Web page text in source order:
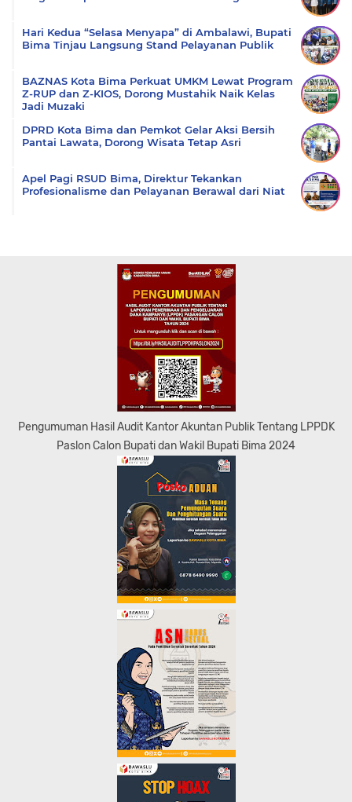
Hari Kedua “Selasa Menyapa” di Ambalawi, Bupati
Bima Tinjau Langsung Stand Pelayanan Publik
BAZNAS Kota Bima Perkuat UMKM Lewat Program
Z-RUP dan Z-KIOS, Dorong Mustahik Naik Kelas
Jadi Muzaki
DPRD Kota Bima dan Pemkot Gelar Aksi Bersih
Pantai Lawata, Dorong Wisata Tetap Asri
Apel Pagi RSUD Bima, Direktur Tekankan
Profesionalisme dan Pelayanan Berawal dari Niat
Pengumuman Hasil Audit Kantor Akuntan Publik Tentang LPPDK
Paslon Calon Bupati dan Wakil Bupati Bima 2024